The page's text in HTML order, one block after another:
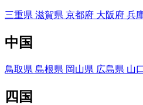
三重県 滋賀県 京都府 大阪府 兵
中国
鳥取県 島根県 岡山県 広島県 山
四国